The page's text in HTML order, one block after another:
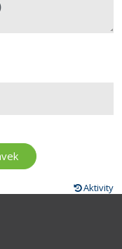
Aktivity